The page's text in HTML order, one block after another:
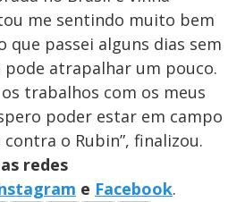
me sentindo muito bem
que passei alguns dias sem
atrapalhar um pouco.
trabalhos com os meus
poder estar em campo
o Rubin”, finalizou.
redes
e Facebook.